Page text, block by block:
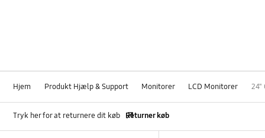
Hjem Produkt Hjælp & Support Monitorer LCD Monitorer 24"
Tryk her for at returnere dit køb Returner køb